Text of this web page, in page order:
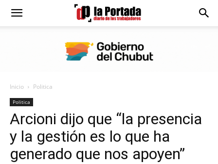
Diario
Portada
Inicio Politica
Politica
Arcioni dijo que “la presencia
y la gestión es lo que ha
generado que nos apoyen”